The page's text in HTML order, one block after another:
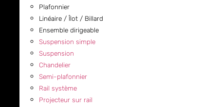
Plafonnier
Linéaire / Îlot / Billard
Ensemble dirigeable
Suspension simple
Suspension
Chandelier
Semi-plafonnier
Rail système
Projecteur sur rail